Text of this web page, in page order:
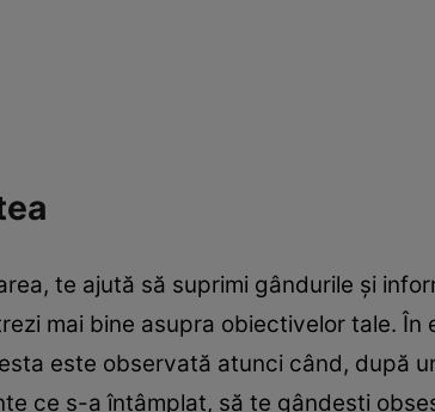
te ajută să suprimi gândurile și
mai bine asupra obiectivelor tale. În
este observată atunci când, după
ce s-a întâmplat, să te gândeşti